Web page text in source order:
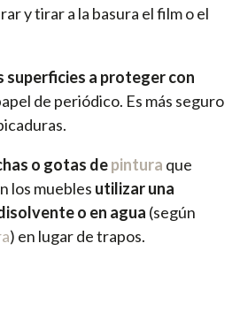
y tirar a la basura el film o el
superficies a proteger con
de periódico. Es más seguro
o gotas depintura que
los muebles utilizar una
o en agua (según
) en lugar de trapos.